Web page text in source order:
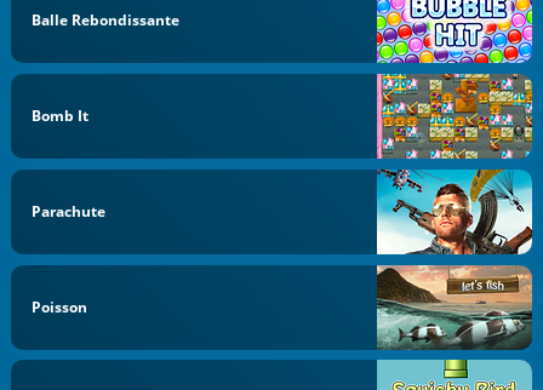
Balle Rebondissante
Bomb It
Parachute
Poisson